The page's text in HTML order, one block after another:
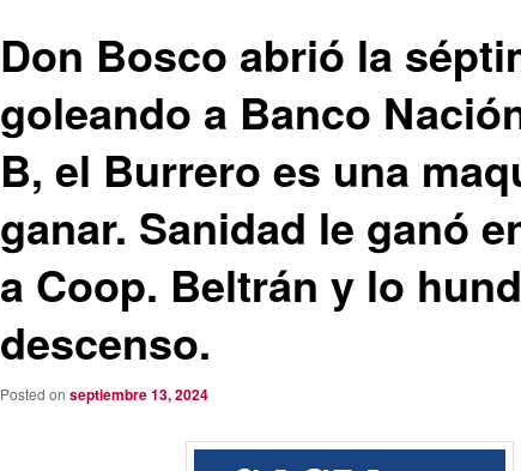
Don Bosco abrió la
goleando a Banco
B, el Burrero es una
ganar. Sanidad le ganó
a Coop. Beltrán y lo
descenso.
Posted on septiembre 13, 2024